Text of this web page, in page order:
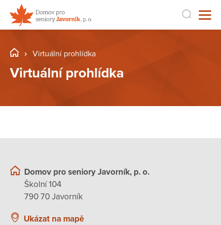
Virtuální prohlídka
Virtuální prohlídka
Domov pro seniory Javorník, p. o.
Školní 104
790 70 Javorník
Ukázat na mapě